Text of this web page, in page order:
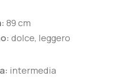
89 cm
dolce, leggero
intermedia